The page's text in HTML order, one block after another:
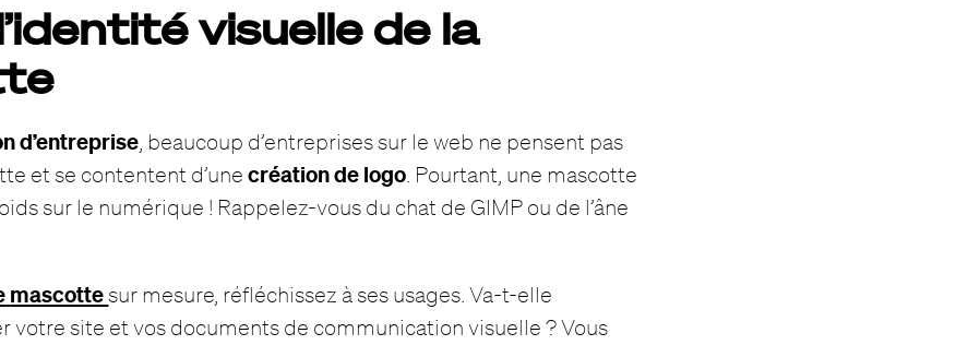
visuelle de la
d’entreprise , beaucoup d’entreprises sur le web ne pensent pas
et se contentent d’unecréation de logo . Pourtant, une mascotte
sur le numérique ! Rappelez-vous du chat de GIMP ou de l’âne
mascottesur mesure, réfléchissez à ses usages. Va-t-elle
votre site et vos documents de communication visuelle ? Vous